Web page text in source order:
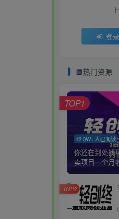
登录
热门资源
12.3W+人已阅读
你还在到处找
卖项目一个月
TOP1
TOP2